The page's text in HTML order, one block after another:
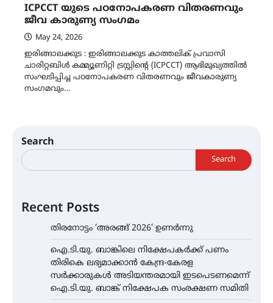
ICPCCT യുടെ പഠനോപകരണ വിതരണവും
ജീവ കാരുണ്യ സംഗമം
May 24, 2026
ഇരിങ്ങാലക്കുട : ഇരിങ്ങാലക്കുട കാത്തലിക് പ്രവാസി
ചാരിറ്റബിൾ കമ്മ്യൂണിറ്റി ട്രസ്റ്റിന്റെ (ICPCCT) ആഭിമുഖ്യത്തിൽ
സംഘടിപ്പിച്ച പഠനോപകരണ വിതരണവും ജീവകാരുണ്യ
സംഗമവും…
Search
Search
Recent Posts
തിരനോട്ടം ‘അരങ്ങ് 2026’ ഉണർന്നു
ഐ.ടി.യു. ബാങ്കിലെ നിക്ഷേപകർക്ക് പണം
തിരികെ ലഭ്യമാക്കാൻ കേന്ദ്ര-കേരള
സർക്കാരുകൾ അടിയന്തരമായി ഇടപെടണമെന്ന്
ഐ.ടി.യു. ബാങ്ക് നിക്ഷേപക സംരക്ഷണ സമിതി